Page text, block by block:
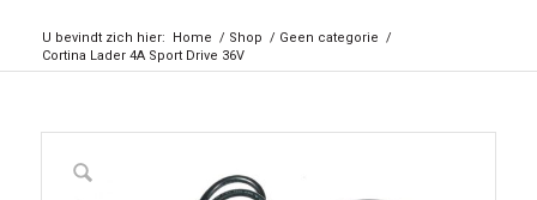
U bevindt zich hier: Home / Shop / Geen categorie /
Cortina Lader 4A Sport Drive 36V